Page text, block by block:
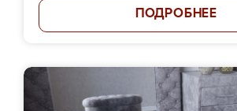
ПОДРОБНЕЕ